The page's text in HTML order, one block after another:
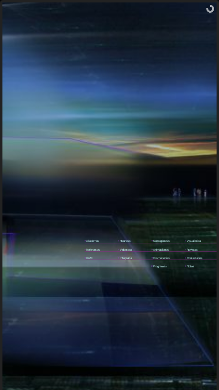
Akademos Heuresis Semagénesis Visualística
Referentes Videoteca Animaciones Revistas
UAM Infografía Cosmopedias Contactanos
Programas Notas
e
e
e e
e
e e
e
e
e
e
e
e
e